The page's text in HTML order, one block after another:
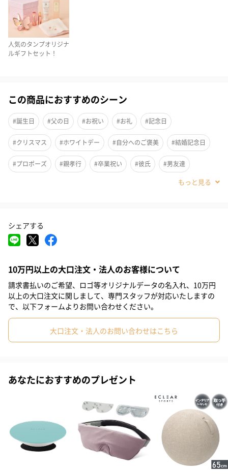
「グルメ好き」ではなく、「コーヒー好き」といったように、趣
味嗜好のカテゴリを絞ることで、よりお相手の顔が浮かびやすい
ギフトセットをご提案します。
TANP HOBBY特集ページ
蓋の表にロゴ、内側には「#TANP HOBBY」と入った企画オリジナ
ルのギフトボックスでお届けいたします。
筋トレ好きに贈るプロテインシェイカー＆トレーニングバ
ンドセット| TANP HOBBY
ニングシリー「ECLEAR SPORTS」から1つのバンドで2つの異なる
強度でトレーニングが出来るエクリア スポーツ“トレーニングバン
ドと、「SmartShake（スマートシェイク）」からデザイン性にこ
だわったスポーツマン専用のシェイカーボトルのセットです。
人気のタンプオリジナ
ルギフトセット！
この商品におすすめのシーン
#誕生日 #父の日 #お祝い #お礼 #記念日
#クリスマス #ホワイトデー #自分へのご褒美 #結婚記念日
#プロポーズ #親孝行 #卒業祝い #彼氏 #男友達
#同僚男性
#親戚男性
#40代 #50代
シェアする
10万円以上の大口注文・法人のお客様について
請求書払いのご希望、ロゴ等オリジナルデータの名入れ、10万円
以上の大口注文に関しまして、専門スタッフが対応いたしますの
で、以下フォームよりお問い合わせください。
大口注文・法人のお問い合わせはこちら
あなたにおすすめのプレゼント